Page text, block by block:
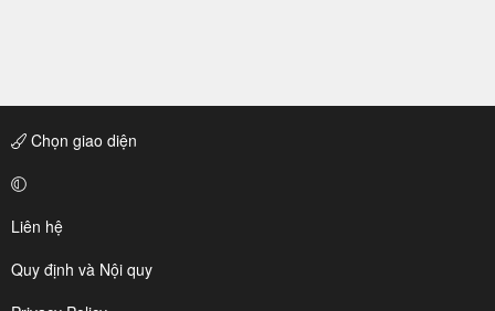
Chọn giao diện
Liên hệ
Quy định và Nội quy